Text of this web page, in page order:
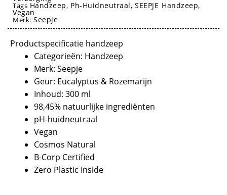
SEEPJE
aantal
Tags Handzeep, Ph-Huidneutraal,SEEPJE Handzeep,
Vegan
Merk:Seepje
Productspecificatie handzeep
Categorieën: Handzeep
Merk: Seepje
Geur: Eucalyptus & Rozemarijn
Inhoud: 300 ml
98,45% natuurlijke ingrediënten
pH-huidneutraal
Vegan
Cosmos Natural
B-Corp Certified
Zero Plastic Inside